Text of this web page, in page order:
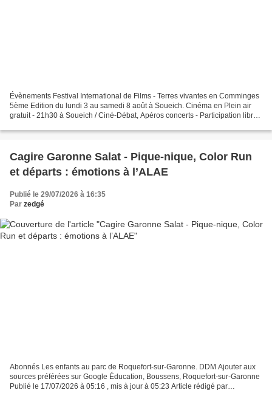
Évènements Festival International de Films - Terres vivantes en Comminges
5ème Edition du lundi 3 au samedi 8 août à Soueich. Cinéma en Plein air
gratuit - 21h30 à Soueich / Ciné-Débat, Apéros concerts - Participation libre
Cagire Garonne Salat - Pique-nique, Color Run
et départs : émotions à l’ALAE
Publié le 29/07/2026 à 16:35
Par zedgé
Abonnés Les enfants au parc de Roquefort-sur-Garonne. DDM Ajouter aux
sources préférées sur Google Éducation, Boussens, Roquefort-sur-Garonne
Publié le 17/07/2026 à 05:16 , mis à jour à 05:23 Article rédigé par